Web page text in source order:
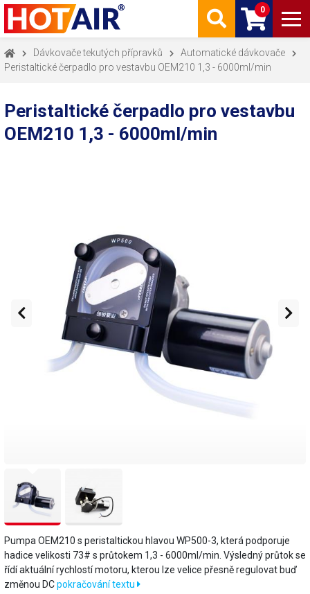
0
Dávkovače tekutých přípravků
Automatické dávkovače
Peristaltické čerpadlo pro vestavbu OEM210 1,3 - 6000ml/min
Peristaltické čerpadlo pro vestavbu
OEM210 1,3 - 6000ml/min
Pumpa OEM210 s peristaltickou hlavou WP500-3, která podporuje
hadice velikosti 73# s průtokem 1,3 - 6000ml/min. Výsledný průtok se
řídí aktuální rychlostí motoru, kterou lze velice přesně regulovat buď
změnou DCpokračování textu